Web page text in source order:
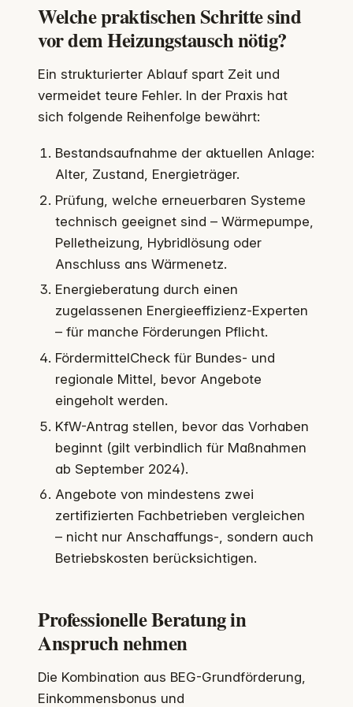
Welche praktischen Schritte sind
vor dem Heizungstausch nötig?
Ein strukturierter Ablauf spart Zeit und
vermeidet teure Fehler. In der Praxis hat
sich folgende Reihenfolge bewährt:
Bestandsaufnahme der aktuellen Anlage:
Alter, Zustand, Energieträger.
Prüfung, welche erneuerbaren Systeme
technisch geeignet sind – Wärmepumpe,
Pelletheizung, Hybridlösung oder
Anschluss ans Wärmenetz.
Energieberatung durch einen
zugelassenen Energieeffizienz-Experten
– für manche Förderungen Pflicht.
FördermittelCheck für Bundes- und
regionale Mittel, bevor Angebote
eingeholt werden.
KfW-Antrag stellen, bevor das Vorhaben
beginnt (gilt verbindlich für Maßnahmen
ab September 2024).
Angebote von mindestens zwei
zertifizierten Fachbetrieben vergleichen
– nicht nur Anschaffungs-, sondern auch
Betriebskosten berücksichtigen.
Professionelle Beratung in
Anspruch nehmen
Die Kombination aus BEG-Grundförderung,
Einkommensbonus und